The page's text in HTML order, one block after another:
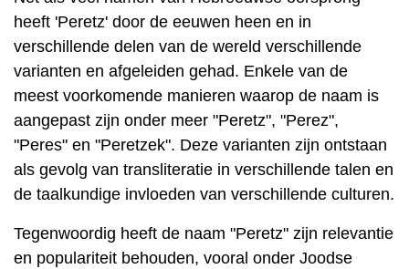
heeft 'Peretz' door de eeuwen heen en in
verschillende delen van de wereld verschillende
varianten en afgeleiden gehad. Enkele van de
meest voorkomende manieren waarop de naam is
aangepast zijn onder meer "Peretz", "Perez",
"Peres" en "Peretzek". Deze varianten zijn ontstaan ​​
als gevolg van transliteratie in verschillende talen en
de taalkundige invloeden van verschillende culturen.
Tegenwoordig heeft de naam "Peretz" zijn relevantie
en populariteit behouden, vooral onder Joodse